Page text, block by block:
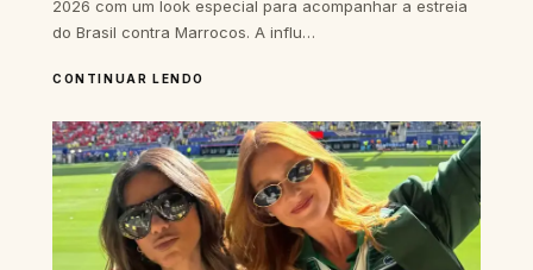
2026 com um look especial para acompanhar a estreia
do Brasil contra Marrocos. A influ…
CONTINUAR LENDO